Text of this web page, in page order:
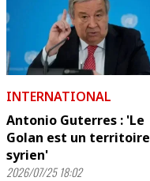
INTERNATIONAL
Antonio Guterres : 'Le
Golan est un territoire
syrien'
2026/07/25 18:02